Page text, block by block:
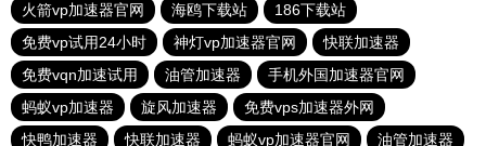
火箭vp加速器官网
海鸥下载站
186下载站
免费vp试用24小时
神灯vp加速器官网
快联加速器
免费vqn加速试用
油管加速器
手机外国加速器官网
蚂蚁vp加速器
旋风加速器
免费vps加速器外网
快鸭加速器
快联加速器 蚂蚁vp加速器官网 油管加速器